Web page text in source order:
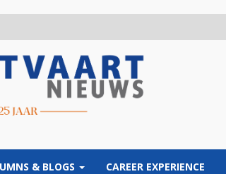
& BLOGS CAREER EXPERIENCE